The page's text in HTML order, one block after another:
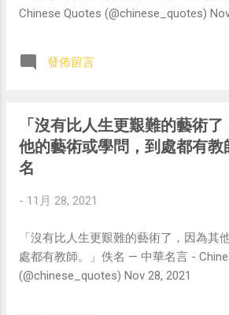
Chinese Quotes (@chinese_quotes)
發佈留言
「沒有比人生更艱難的藝術
他的藝術或學問，到處都有教
名
- 11月 28, 2021
「沒有比人生更艱難的藝術了，因為其
處都有教師。」佚名 — 中華名言 -
(@chinese_quotes) Nov 28, 2021